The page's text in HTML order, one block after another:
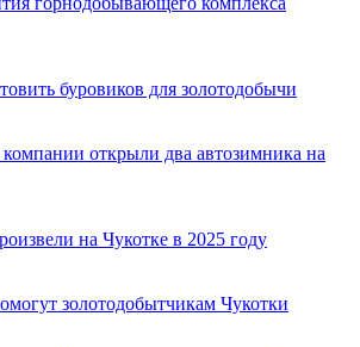
буровиков для золотодобычи
открыли два автозимника на
на Чукотке в 2025 году
золотодобытчикам Чукотки